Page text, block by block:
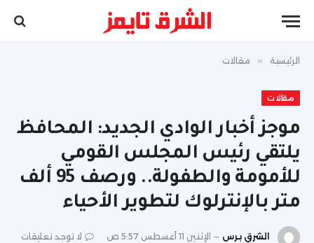
الرئيسية » مقالات
مقالات
موجز أخبار الوادي الجديد: المحافظ
يلتقي رئيس المجلس القومي
للأمومة والطفولة.. ورصف 95 ألف
متر بالإنترلوك لتطوير الأحياء
الشرق برس الإثنين 11 أغسطس 5:57 ص لا توجد تعليقات